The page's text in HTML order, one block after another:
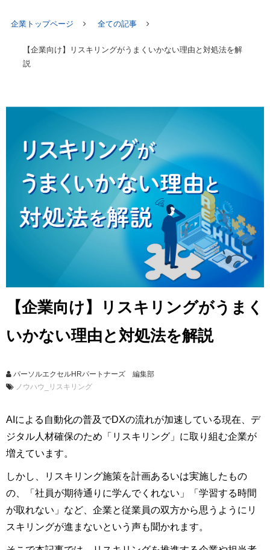
企業トップページ 全ての記事
【企業向け】リスキリングがうまくいかない理由と対処法を解
説
【企業向け】リスキリングがうまく
いかない理由と対処法を解説
パーソルエクセルHRパートナーズ 編集部
ノウハウ_リスキリング
AIによる自動化の普及でDXの流れが加速している現在、デ
ジタル人材確保のため「リスキリング」に取り組む企業が
増えています。
しかし、リスキリング施策を計画あるいは実施したもの
の、「社員が期待通りに学んでくれない」「学習する時間
が取れない」など、企業と従業員の双方から思うようにリ
スキリングが進まないという声も聞かれます。